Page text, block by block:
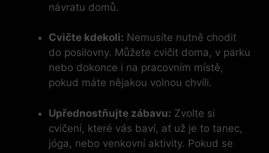
návratu domů.
Cvičte kdekoli: Nemusíte nutně chodit
do posilovny. Můžete cvičit doma, v parku
nebo dokonce i na pracovním místě,
pokud máte nějakou volnou chvíli.
Upřednostňujte zábavu: Zvolte si
cvičení, které vás baví, ať už je to tanec,
jóga, nebo venkovní aktivity. Pokud se